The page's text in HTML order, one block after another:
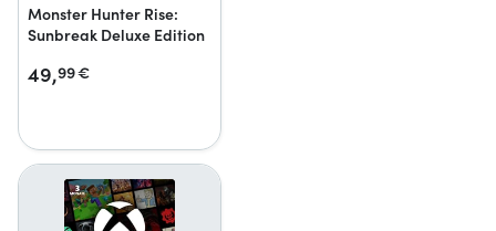
Monster Hunter Rise:
Sunbreak Deluxe Edition
49,99€